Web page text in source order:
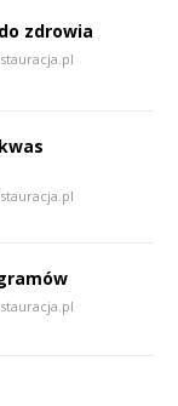
zdrowia